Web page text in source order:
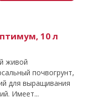
10 л
живой
почвогрунт,
для выращивания
Имеет...